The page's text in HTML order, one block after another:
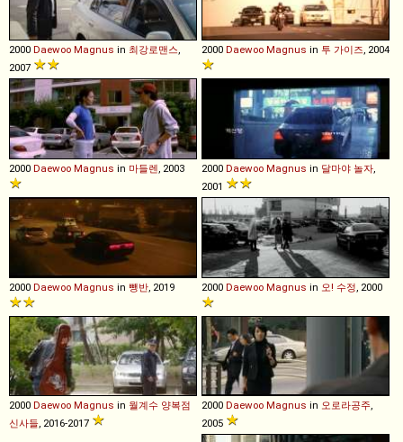
2000 Daewoo Magnus in 최강로맨스
2007
2000 Daewoo Magnus in 투 가이즈 , 2004
2000 Daewoo Magnus in 마들렌 , 2003 2000 Daewoo Magnus in 달마야 놀자
2001
2000 Daewoo Magnus in 뺑반 , 2019 2000 Daewoo Magnus in 오! 수정 , 2000
2000 Daewoo Magnus in 월계수 양복점
신사들, 2016-2017
2000 Daewoo Magnus in 오로라공주,
2005